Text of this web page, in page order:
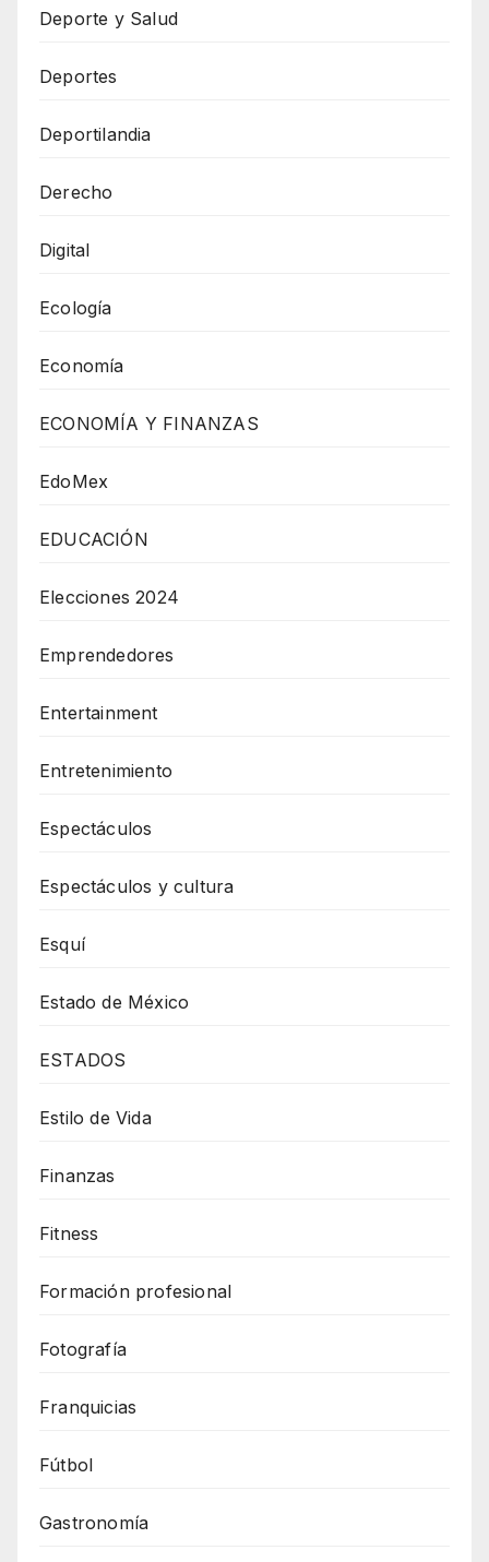
Deporte y Salud
Deportes
Deportilandia
Derecho
Digital
Ecología
Economía
ECONOMÍA Y FINANZAS
EdoMex
EDUCACIÓN
Elecciones 2024
Emprendedores
Entertainment
Entretenimiento
Espectáculos
Espectáculos y cultura
Esquí
Estado de México
ESTADOS
Estilo de Vida
Finanzas
Fitness
Formación profesional
Fotografía
Franquicias
Fútbol
Gastronomía